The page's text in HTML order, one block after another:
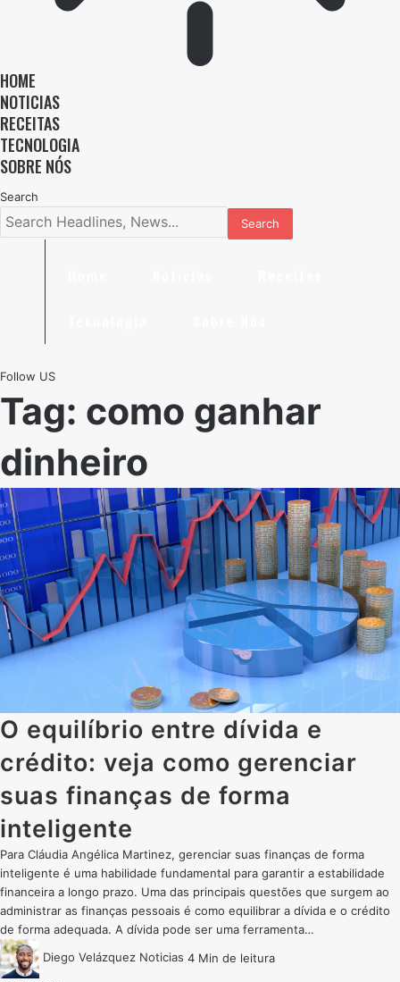
HOME
NOTICIAS
RECEITAS
TECNOLOGIA
SOBRE NÓS
Search
Follow US
Tag: como ganhar
dinheiro
O equilíbrio entre dívida e
crédito: veja como gerenciar
suas finanças de forma
inteligente
Para Cláudia Angélica Martinez, gerenciar suas finanças de forma
inteligente é uma habilidade fundamental para garantir a estabilidade
financeira a longo prazo. Uma das principais questões que surgem ao
administrar as finanças pessoais é como equilibrar a dívida e o crédito
de forma adequada. A dívida pode ser uma ferramenta…
Diego Velázquez Noticias 4 Min de leitura